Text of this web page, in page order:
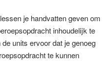
je handvatten geven om
inhoudelijk te
units ervoor dat je genoeg
te kunnen